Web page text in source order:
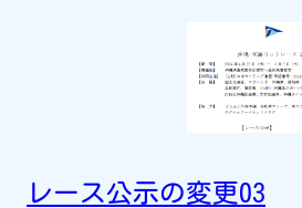
レース公示の変更03